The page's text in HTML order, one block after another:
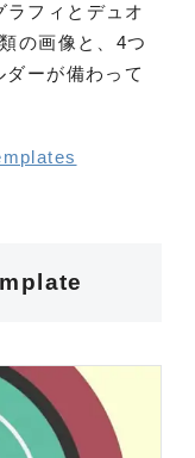
フィとデュオ
の画像と、4つ
ーが備わって